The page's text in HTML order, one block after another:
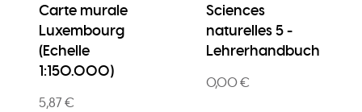
Carte murale
Luxembourg
(Echelle
1:150.000)
5,87 €
Sciences
naturelles 5 -
Lehrerhandbuch
0,00 €